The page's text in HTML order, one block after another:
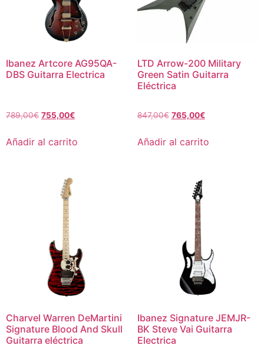
Ibanez Artcore AG95QA-
DBS Guitarra Electrica
789,00€ 755,00€
Añadir al carrito
LTD Arrow-200 Military
Green Satin Guitarra
Eléctrica
847,00€ 765,00€
Añadir al carrito
Charvel Warren DeMartini
Signature Blood And Skull
Guitarra eléctrica
Ibanez Signature JEMJR-
BK Steve Vai Guitarra
Electrica